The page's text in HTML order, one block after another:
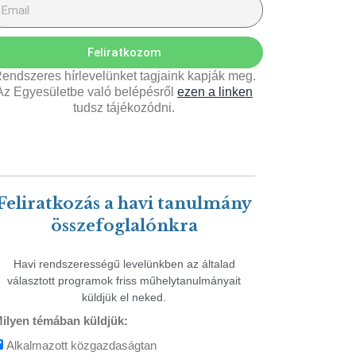
Feliratkozom
hírlevelünket tagjaink kapják meg.
Egyesületbe való belépésről ezen a linken
tudsz tájékozódni.
a havi tanulmány
összefoglalónkra
Havi rendszerességű levelünkben az általad
választott programok friss műhelytanulmányait
küldjük el neked.
témában küldjük:
Alkalmazott közgazdaságtan